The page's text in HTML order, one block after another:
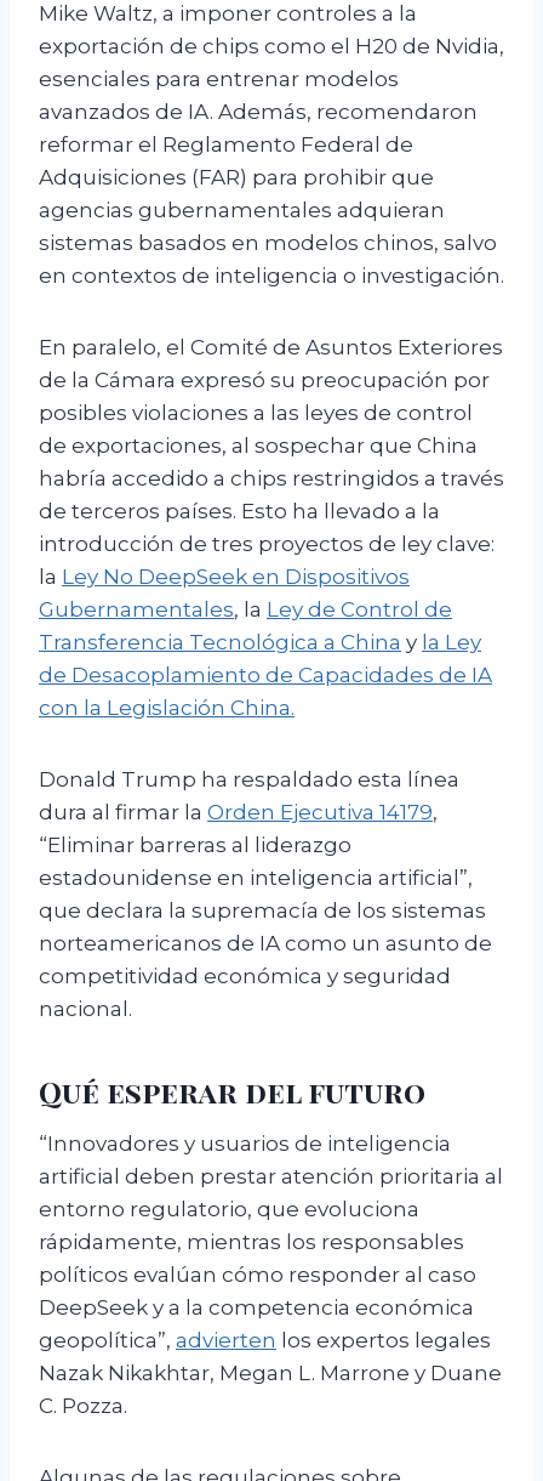
Mike Waltz, a imponer controles a la
exportación de chips como el H20 de Nvidia,
esenciales para entrenar modelos
avanzados de IA. Además, recomendaron
reformar el Reglamento Federal de
Adquisiciones (FAR) para prohibir que
agencias gubernamentales adquieran
sistemas basados en modelos chinos, salvo
en contextos de inteligencia o investigación.
En paralelo, el Comité de Asuntos Exteriores
de la Cámara expresó su preocupación por
posibles violaciones a las leyes de control
de exportaciones, al sospechar que China
habría accedido a chips restringidos a través
de terceros países. Esto ha llevado a la
introducción de tres proyectos de ley clave:
la Ley No DeepSeek en Dispositivos
Gubernamentales, la Ley de Control de
Transferencia Tecnológica a China y la Ley
de Desacoplamiento de Capacidades de IA
con la Legislación China.
Donald Trump ha respaldado esta línea
dura al firmar la Orden Ejecutiva 14179,
“Eliminar barreras al liderazgo
estadounidense en inteligencia artificial”,
que declara la supremacía de los sistemas
norteamericanos de IA como un asunto de
competitividad económica y seguridad
nacional.
Qué esperar del futuro
“Innovadores y usuarios de inteligencia
artificial deben prestar atención prioritaria al
entorno regulatorio, que evoluciona
rápidamente, mientras los responsables
políticos evalúan cómo responder al caso
DeepSeek y a la competencia económica
geopolítica”, advierten los expertos legales
Nazak Nikakhtar, Megan L. Marrone y Duane
C. Pozza.